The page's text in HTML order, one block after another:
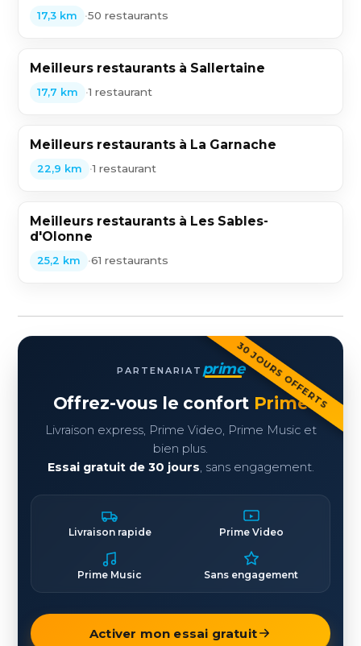
17,3 km •50 restaurants
Meilleurs restaurants à Sallertaine
17,7 km •1 restaurant
Meilleurs restaurants à La Garnache
22,9 km •1 restaurant
Meilleurs restaurants à Les Sables-
d'Olonne
25,2 km •61 restaurants
30 JOURS OFFERTS
PARTENARIAT prime
Offrez-vous le confort Prime
Livraison express, Prime Video, Prime Music et
bien plus.
Essai gratuit de 30 jours, sans engagement.
Livraison rapide Prime Video
Prime Music Sans engagement
Activer mon essai gratuit